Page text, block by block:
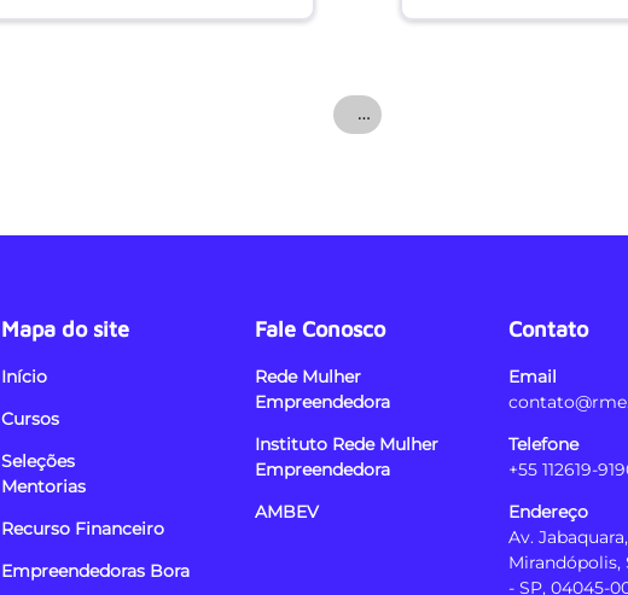
…
Mapa do site
Início
Cursos
Seleções
Mentorias
Recurso Financeiro
Empreendedoras Bora
Fale Conosco
Rede Mulher
Empreendedora
Instituto Rede Mulher
Empreendedora
AMBEV
Contato
Email
Telefone
+55 112619-
Endereço
Av.
Mirandópolis,
- SP, 04045-